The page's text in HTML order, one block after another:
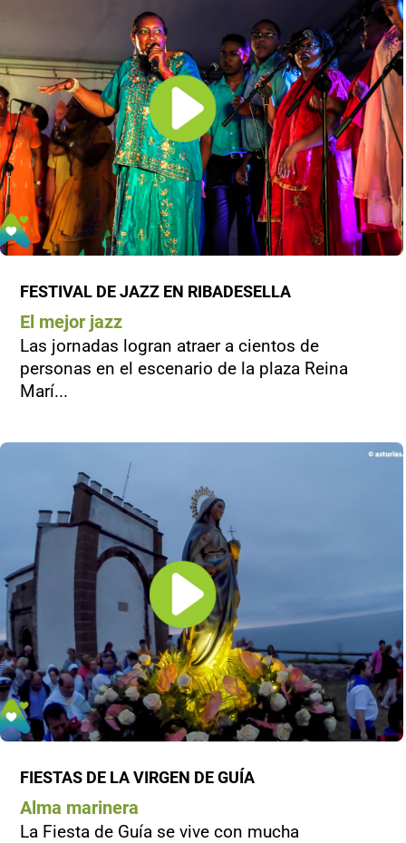
FESTIVAL DE JAZZ EN RIBADESELLA
El mejor jazz
Las jornadas logran atraer a cientos de
personas en el escenario de la plaza Reina
Marí...
FIESTAS DE LA VIRGEN DE GUÍA
Alma marinera
La Fiesta de Guía se vive con mucha